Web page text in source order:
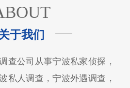
于我们
公司从事宁波私家侦探，
私人调查，宁波外遇调查，